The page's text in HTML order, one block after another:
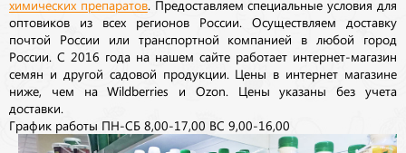
химических препаратов. Предоставляем специальные условия для
оптовиков из всех регионов России. Осуществляем доставку
почтой России или транспортной компанией в любой город
России. С 2016 года на нашем сайте работает интернет-магазин
семян и другой садовой продукции. Цены в интернет магазине
ниже, чем на Wildberries и Ozon. Цены указаны без учета
доставки.
График работы ПН-СБ 8,00-17,00 ВС 9,00-16,00